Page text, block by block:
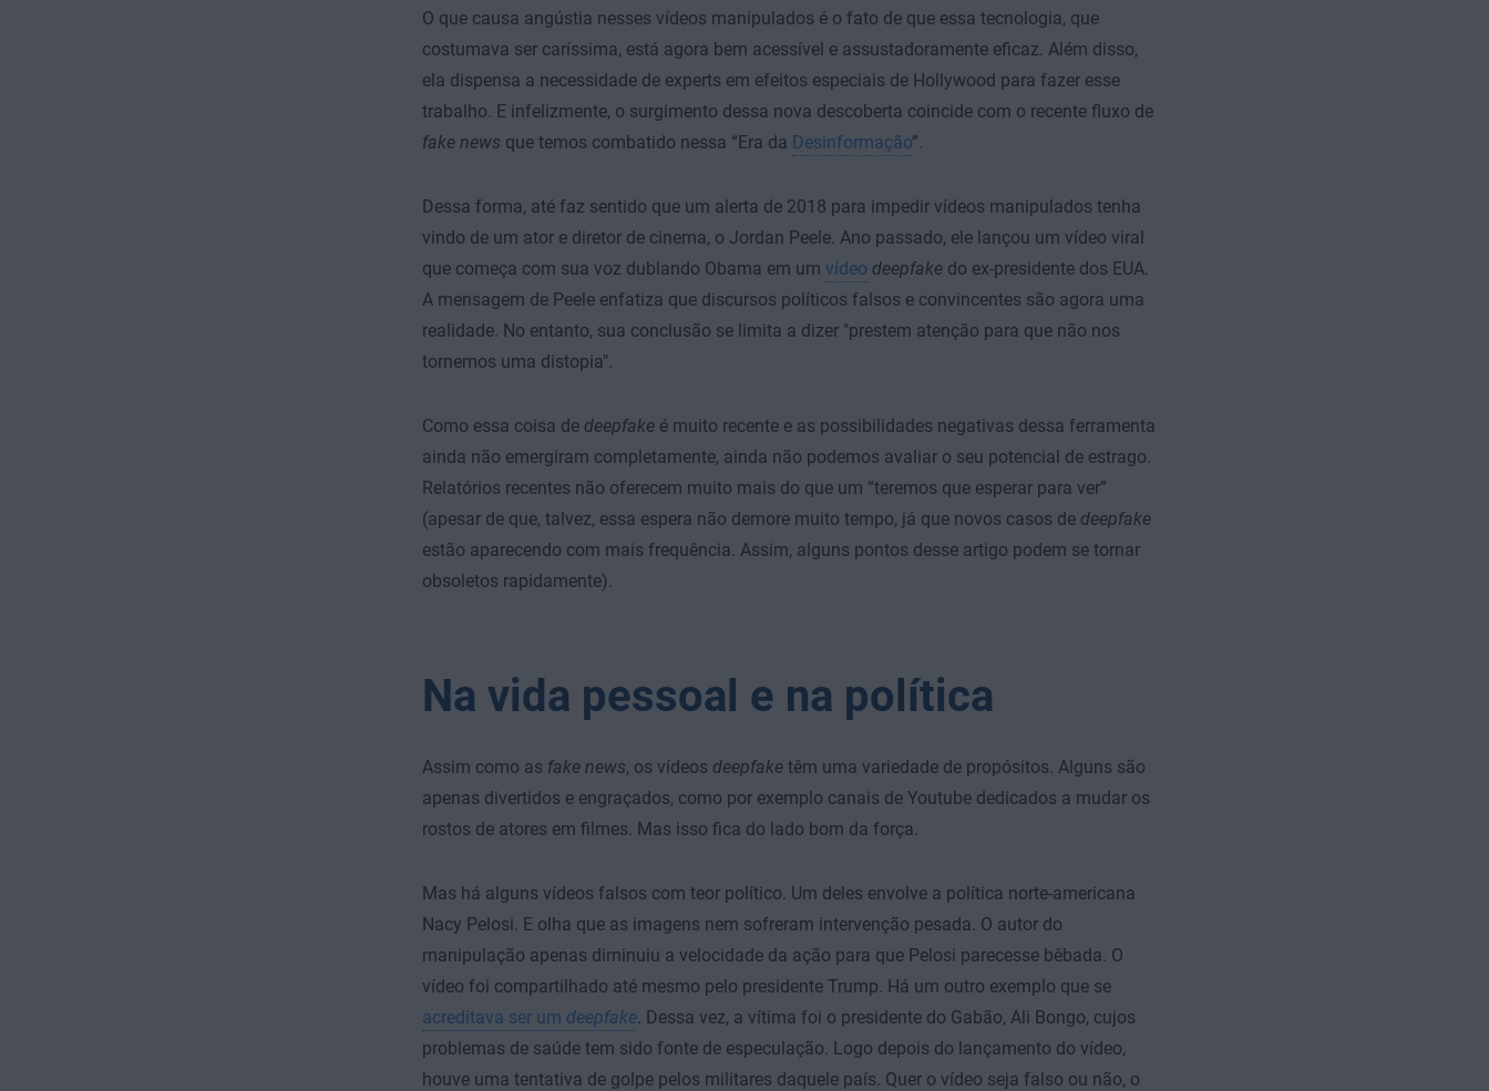
O que causa angústia nesses vídeos manipulados é o fato de que essa tecnologia, que
costumava ser caríssima, está agora bem acessível e assustadoramente eficaz. Além disso,
ela dispensa a necessidade de experts em efeitos especiais de Hollywood para fazer esse
trabalho. E infelizmente, o surgimento dessa nova descoberta coincide com o recente fluxo de
fake news que temos combatido nessa “Era da Desinformação”.
Dessa forma, até faz sentido que um alerta de 2018 para impedir vídeos manipulados tenha
vindo de um ator e diretor de cinema, o Jordan Peele. Ano passado, ele lançou um vídeo viral
que começa com sua voz dublando Obama em um vídeo deepfakedo ex-presidente dos EUA.
A mensagem de Peele enfatiza que discursos políticos falsos e convincentes são agora uma
realidade. No entanto, sua conclusão se limita a dizer "prestem atenção para que não nos
tornemos uma distopia".
Como essa coisa de deepfakeé muito recente e as possibilidades negativas dessa ferramenta
ainda não emergiram completamente, ainda não podemos avaliar o seu potencial de estrago.
Relatórios recentes não oferecem muito mais do que um “teremos que esperar para ver”
(apesar de que, talvez, essa espera não demore muito tempo, já que novos casos de deepfake
estão aparecendo com mais frequência. Assim, alguns pontos desse artigo podem se tornar
obsoletos rapidamente).
Na vida pessoal e na política
Assim como as fake news, os vídeos deepfaketêm uma variedade de propósitos. Alguns são
apenas divertidos e engraçados, como por exemplo canais de Youtube dedicados a mudar os
rostos de atores em filmes. Mas isso fica do lado bom da força.
Mas há alguns vídeos falsos com teor político. Um deles envolve a política norte-americana
Nacy Pelosi. E olha que as imagens nem sofreram intervenção pesada. O autor do
manipulação apenas diminuiu a velocidade da ação para que Pelosi parecesse bêbada. O
vídeo foi compartilhado até mesmo pelo presidente Trump. Há um outro exemplo que se
acreditava ser um deepfake. Dessa vez, a vítima foi o presidente do Gabão, Ali Bongo, cujos
problemas de saúde tem sido fonte de especulação. Logo depois do lançamento do vídeo,
houve uma tentativa de golpe pelos militares daquele país. Quer o vídeo seja falso ou não, o